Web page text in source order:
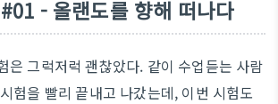
- 올랜도를 향해 떠나다
은 그럭저럭 괜찮았다. 같이 수업듣는 사람
험을 빨리 끝내고 나갔는데, 이번 시험도